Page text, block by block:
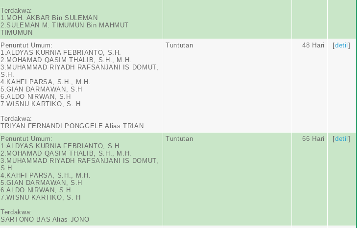
Terdakwa:
1.MOH. AKBAR Bin SULEMAN
2.SULEMAN M. TIMUMUN Bin MAHMUT
TIMUMUN
Penuntut Umum:
1.ALDYAS KURNIA FEBRIANTO, S.H.
2.MOHAMAD QASIM THALIB, S.H., M.H.
3.MUHAMMAD RIYADH RAFSANJANI IS DOMUT,
S.H.
4.KAHFI PARSA, S.H., M.H.
5.GIAN DARMAWAN, S.H
6.ALDO NIRWAN, S.H
7.WISNU KARTIKO, S. H
Terdakwa:
TRIYAN FERNANDI PONGGELE Alias TRIAN
Tuntutan 48 Hari [detil]
Penuntut Umum:
1.ALDYAS KURNIA FEBRIANTO, S.H.
2.MOHAMAD QASIM THALIB, S.H., M.H.
3.MUHAMMAD RIYADH RAFSANJANI IS DOMUT,
S.H.
4.KAHFI PARSA, S.H., M.H.
5.GIAN DARMAWAN, S.H
6.ALDO NIRWAN, S.H
7.WISNU KARTIKO, S. H
Terdakwa:
SARTONO BAS Alias JONO
Tuntutan 66 Hari [detil]